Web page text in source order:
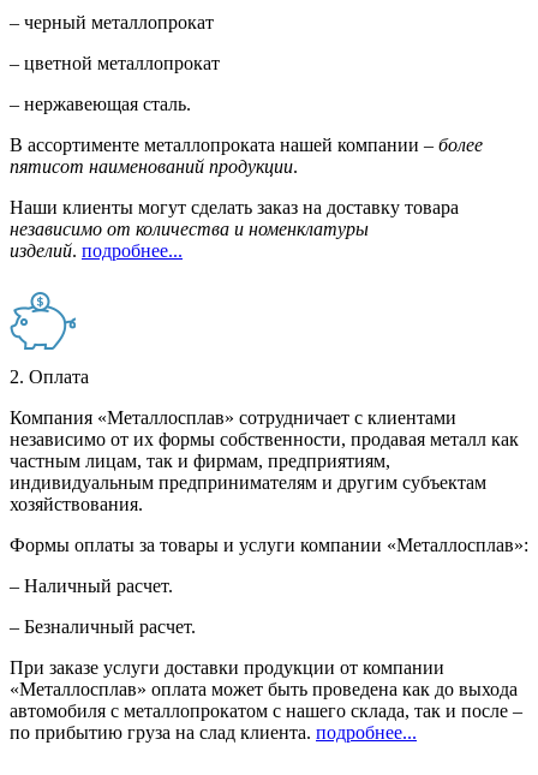
– черный металлопрокат
– цветной металлопрокат
– нержавеющая сталь.
В ассортименте металлопроката нашей компании – более
пятисот наименований продукции.
Наши клиенты могут сделать заказ на доставку товара
независимо от количества и номенклатуры
изделий. подробнее...
2. Оплата
Компания «Металлосплав» сотрудничает с клиентами
независимо от их формы собственности, продавая металл как
частным лицам, так и фирмам, предприятиям,
индивидуальным предпринимателям и другим субъектам
хозяйствования.
Формы оплаты за товары и услуги компании «Металлосплав»:
– Наличный расчет.
– Безналичный расчет.
При заказе услуги доставки продукции от компании
«Металлосплав» оплата может быть проведена как до выхода
автомобиля с металлопрокатом с нашего склада, так и после –
по прибытию груза на слад клиента. подробнее...